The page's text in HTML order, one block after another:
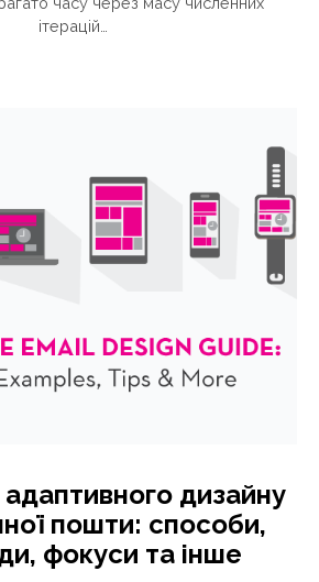
ітерацій…
адаптивного дизайну
пошти: способи,
фокуси та інше